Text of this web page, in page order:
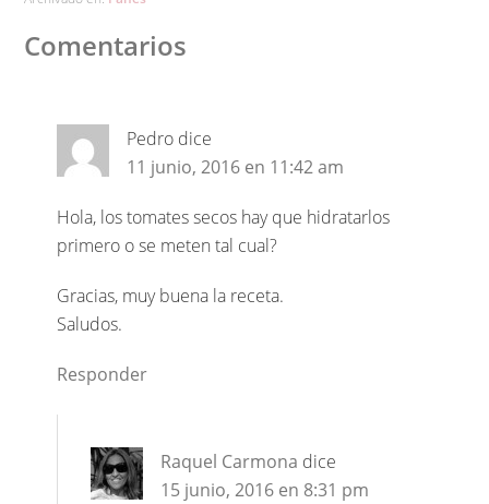
Comentarios
Pedro dice
11 junio, 2016 en 11:42 am
Hola, los tomates secos hay que hidratarlos
primero o se meten tal cual?
Gracias, muy buena la receta.
Saludos.
Responder
Raquel Carmona dice
15 junio, 2016 en 8:31 pm